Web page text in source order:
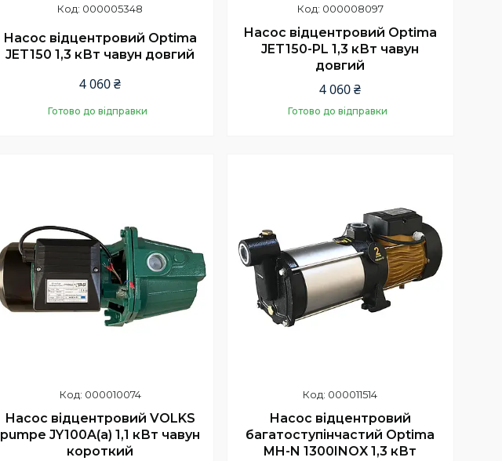
000005348
Насос відцентровий Optima
JET150 1,3 кВт чавун довгий
4 060 ₴
Готово до відправки
000008097
Насос відцентровий Optima
JET150-PL 1,3 кВт чавун
довгий
4 060 ₴
Готово до відправки
000010074
Насос відцентровий VOLKS
pumpe JY100A(a) 1,1 кВт чавун
короткий
000011514
Насос відцентровий
багатоступінчастий Optima
MH-N 1300INOX 1,3 кВт